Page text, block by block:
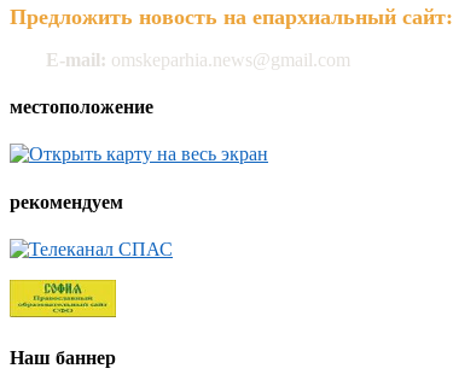
Предложить новость на епархиальный сайт:
E-mail: omskeparhia.news@gmail.com
местоположение
рекомендуем
Наш баннер